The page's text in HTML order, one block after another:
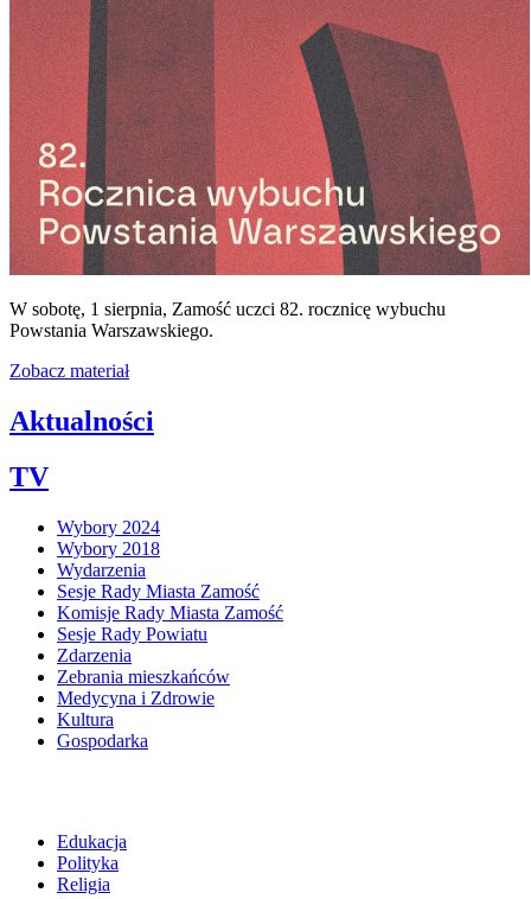
W sobotę, 1 sierpnia, Zamość uczci 82. rocznicę wybuchu
Powstania Warszawskiego.
Zobacz materiał
Aktualności
TV
Wybory 2024
Wybory 2018
Wydarzenia
Sesje Rady Miasta Zamość
Komisje Rady Miasta Zamość
Sesje Rady Powiatu
Zdarzenia
Zebrania mieszkańców
Medycyna i Zdrowie
Kultura
Gospodarka
Edukacja
Polityka
Religia